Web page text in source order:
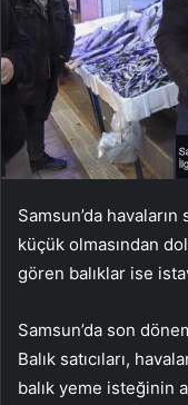
Samsun’da
küçük olmasından
gören balıklar ise
Samsun’da son
Balık satıcıları,
balık yeme isteğinin